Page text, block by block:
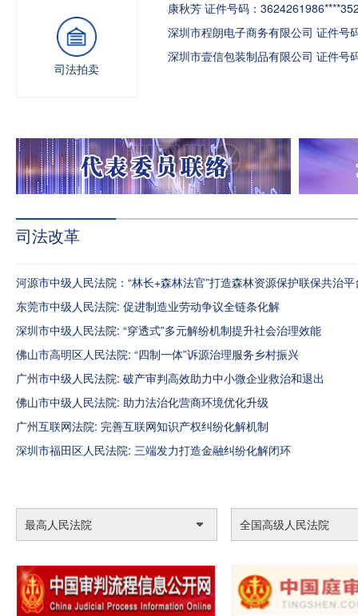
司法拍卖
康秋芳 证件号码：
深圳市程朗电子商务有限公司 证件号
深圳市壹信包装制品有限公司 证件号
司法改革
河源市中级人民法院：“林长+森林法官”打造森林资源保护联保共治平
东莞市中级人民法院: 促进制造业劳动争议全链条化解
深圳市中级人民法院: “穿透式”多元解纷机制提升社会治理效能
佛山市高明区人民法院: “四制一体”诉源治理服务乡村振兴
广州市中级人民法院: 破产审判高效助力中小微企业救治和退出
佛山市中级人民法院: 助力法治化营商环境优化升级
广州互联网法院: 完善互联网知识产权纠纷化解机制
深圳市福田区人民法院: 三端发力打造金融纠纷化解闭环
最高人民法院 全国高级人民法院